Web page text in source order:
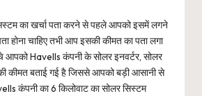
का खर्चा पता करने से पहले आपको इसमें लगने
होना चाहिए तभी आप इसकी कीमत का पता लगा
आपको Havells कंपनी के सोलर इनवर्टर, सोलर
कीमत बताई गई है जिससे आपको बड़ी आसानी से
कंपनी का 6 किलोवाट का सोलर सिस्टम